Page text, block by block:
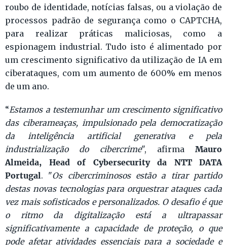
roubo de identidade, notícias falsas, ou a violação de
processos padrão de segurança como o CAPTCHA,
para realizar práticas maliciosas, como a
espionagem industrial. Tudo isto é alimentado por
um crescimento significativo da utilização de IA em
ciberataques, com um aumento de 600% em menos
de um ano.
“Estamos a testemunhar um crescimento significativo
das ciberameaças, impulsionado pela democratização
da inteligência artificial generativa e pela
industrialização do cibercrime", afirma Mauro
Almeida, Head of Cybersecurity da NTT DATA
Portugal. "Os cibercriminosos estão a tirar partido
destas novas tecnologias para orquestrar ataques cada
vez mais sofisticados e personalizados. O desafio é que
o ritmo da digitalização está a ultrapassar
significativamente a capacidade de proteção, o que
pode afetar atividades essenciais para a sociedade e